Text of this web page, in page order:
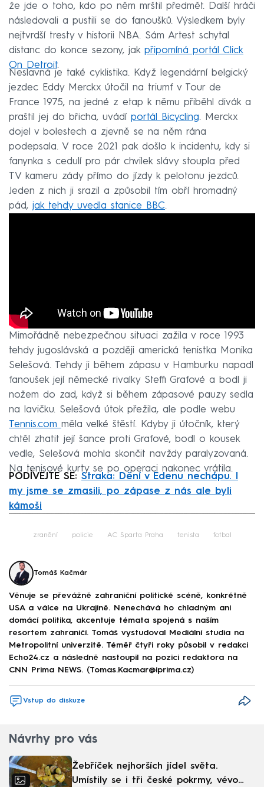
že jde o toho, kdo po něm mrštil předmět. Další hráči
následovali a pustili se do fanoušků. Výsledkem byly
nejtvrdší tresty v historii NBA. Sám Artest schytal
distanc do konce sezony, jak připomíná portál Click
On Detroit.
Neslavná je také cyklistika. Když legendární belgický
jezdec Eddy Merckx útočil na triumf v Tour de
France 1975, na jedné z etap k němu přiběhl divák a
praštil jej do břicha, uvádí portál Bicycling. Merckx
dojel v bolestech a zjevně se na něm rána
podepsala. V roce 2021 pak došlo k incidentu, kdy si
fanynka s cedulí pro pár chvilek slávy stoupla před
TV kameru zády přímo do jízdy k pelotonu jezdců.
Jeden z nich ji srazil a způsobil tím obří hromadný
pád, jak tehdy uvedla stanice BBC.
Mimořádně nebezpečnou situaci zažila v roce 1993
tehdy jugoslávská a později americká tenistka Monika
Selešová. Tehdy ji během zápasu v Hamburku napadl
fanoušek její německé rivalky Steffi Grafové a bodl ji
nožem do zad, když si během zápasové pauzy sedla
na lavičku. Selešová útok přežila, ale podle webu
Tennis.com měla velké štěstí. Kdyby ji útočník, který
chtěl zhatit její šance proti Grafové, bodl o kousek
vedle, Selešová mohla skončit navždy paralyzovaná.
Na tenisové kurty se po operaci nakonec vrátila.
PODÍVEJTE SE: Straka: Dění v Edenu nechápu. I
my jsme se zmasili, po zápase z nás ale byli
kámoši
zranění policie AC Sparta Praha tenista fotbal
Tomáš Kačmár
Věnuje se převážně zahraniční politické scéně, konkrétně
USA a válce na Ukrajině. Nenechává ho chladným ani
domácí politika, akcentuje témata spojená s naším
resortem zahraničí. Tomáš vystudoval Mediální studia na
Metropolitní univerzitě. Téměř čtyři roky působil v redakci
Echo24.cz a následně nastoupil na pozici redaktora na
CNN Prima NEWS. (Tomas.Kacmar@iprima.cz)
Vstup do diskuze
Návrhy pro vás
Žebříček nejhorších jídel světa.
Umístily se i tři české pokrmy, vévodí